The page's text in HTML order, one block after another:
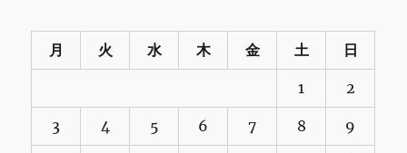
月 火 水 木 金 土 日
1 2
3 4 5 6 7 8 9